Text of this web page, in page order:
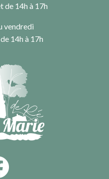
de 14h à 17h
vendredi
14h à 17h